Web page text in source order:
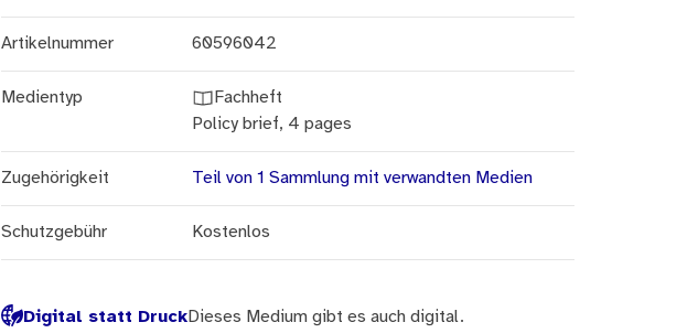
Artikelnummer 60596042
Medientyp
Fachheft
Policy brief, 4 pages
Zugehörigkeit Teil von 1 Sammlung mit verwandten Medien
Schutzgebühr Kostenlos
Digital statt DruckDieses Medium gibt es auch digital.